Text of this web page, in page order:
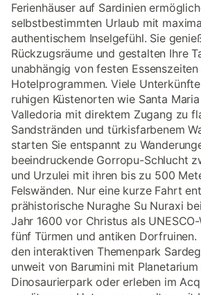
Ferienhäuser auf Sardinien
selbstbestimmten Urlaub mit
authentischem Inselgefühl. Sie
Rückzugsräume und gestalten Ihre
unabhängig von festen
Hotelprogrammen. Viele
ruhigen Küstenorten wie Santa
Valledoria mit direktem Zugang zu
Sandstränden und türkisfarbenem
starten Sie entspannt zu
beeindruckende Gorropu-Schlucht
und Urzulei mit ihren bis zu 500
Felswänden. Nur eine kurze Fahrt
prähistorische Nuraghe Su Nuraxi
Jahr 1600 vor Christus als
fünf Türmen und antiken Dorfruinen.
den interaktiven Themenpark
unweit von Barumini mit Planetarium
Dinosaurierpark oder erleben im